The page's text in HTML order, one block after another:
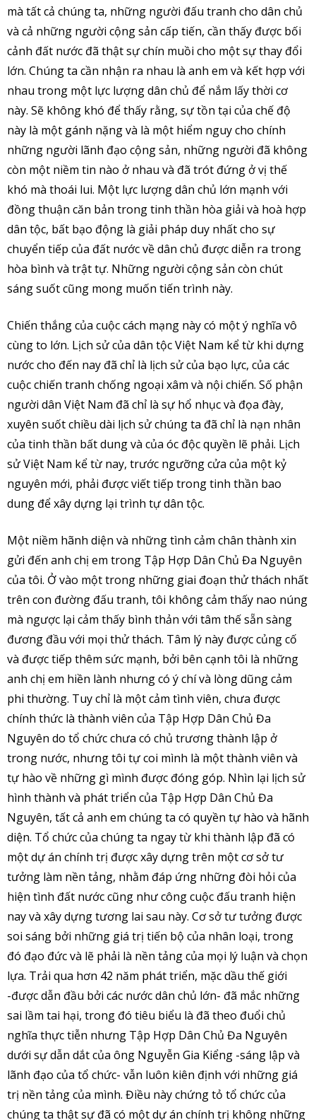
mà tất cả chúng ta, những người đấu tranh cho dân chủ
và cả những người cộng sản cấp tiến, cần thấy được bối
cảnh đất nước đã thật sự chín muồi cho một sự thay đổi
lớn. Chúng ta cần nhận ra nhau là anh em và kết hợp với
nhau trong một lực lượng dân chủ để nắm lấy thời cơ
này. Sẽ không khó để thấy rằng, sự tồn tại của chế độ
này là một gánh nặng và là một hiểm nguy cho chính
những người lãnh đạo cộng sản, những người đã không
còn một niềm tin nào ở nhau và đã trót đứng ở vị thế
khó mà thoái lui. Một lực lượng dân chủ lớn mạnh với
đồng thuận căn bản trong tinh thần hòa giải và hoà hợp
dân tộc, bất bạo động là giải pháp duy nhất cho sự
chuyển tiếp của đất nước về dân chủ được diễn ra trong
hòa bình và trật tự. Những người cộng sản còn chút
sáng suốt cũng mong muốn tiến trình này.
Chiến thắng của cuộc cách mạng này có một ý nghĩa vô
cùng to lớn. Lịch sử của dân tộc Việt Nam kể từ khi dựng
nước cho đến nay đã chỉ là lịch sử của bạo lực, của các
cuộc chiến tranh chống ngoại xâm và nội chiến. Số phận
người dân Việt Nam đã chỉ là sự hổ nhục và đọa đày,
xuyên suốt chiều dài lịch sử chúng ta đã chỉ là nạn nhân
của tinh thần bất dung và của óc độc quyền lẽ phải. Lịch
sử Việt Nam kể từ nay, trước ngưỡng cửa của một kỷ
nguyên mới, phải được viết tiếp trong tinh thần bao
dung để xây dựng lại trình tự dân tộc.
Một niềm hãnh diện và những tình cảm chân thành xin
gửi đến anh chị em trong Tập Hợp Dân Chủ Đa Nguyên
của tôi. Ở vào một trong những giai đoạn thử thách nhất
trên con đường đấu tranh, tôi không cảm thấy nao núng
mà ngược lại cảm thấy bình thản với tâm thế sẵn sàng
đương đầu với mọi thử thách. Tâm lý này được củng cố
và được tiếp thêm sức mạnh, bởi bên cạnh tôi là những
anh chị em hiền lành nhưng có ý chí và lòng dũng cảm
phi thường. Tuy chỉ là một cảm tình viên, chưa được
chính thức là thành viên của Tập Hợp Dân Chủ Đa
Nguyên do tổ chức chưa có chủ trương thành lập ở
trong nước, nhưng tôi tự coi mình là một thành viên và
tự hào về những gì mình được đóng góp. Nhìn lại lịch sử
hình thành và phát triển của Tập Hợp Dân Chủ Đa
Nguyên, tất cả anh em chúng ta có quyền tự hào và hãnh
diện. Tổ chức của chúng ta ngay từ khi thành lập đã có
một dự án chính trị được xây dựng trên một cơ sở tư
tưởng làm nền tảng, nhằm đáp ứng những đòi hỏi của
hiện tình đất nước cũng như công cuộc đấu tranh hiện
nay và xây dựng tương lai sau này. Cơ sở tư tưởng được
soi sáng bởi những giá trị tiến bộ của nhân loại, trong
đó đạo đức và lẽ phải là nền tảng của mọi lý luận và chọn
lựa. Trải qua hơn 42 năm phát triển, mặc dầu thế giới
-được dẫn đầu bởi các nước dân chủ lớn- đã mắc những
sai lầm tai hại, trong đó tiêu biểu là đã theo đuổi chủ
nghĩa thực tiễn nhưng Tập Hợp Dân Chủ Đa Nguyên
dưới sự dẫn dắt của ông Nguyễn Gia Kiểng -sáng lập và
lãnh đạo của tổ chức- vẫn luôn kiên định với những giá
trị nền tảng của mình. Điều này chứng tỏ tổ chức của
chúng ta thật sự đã có một dự án chính trị không những